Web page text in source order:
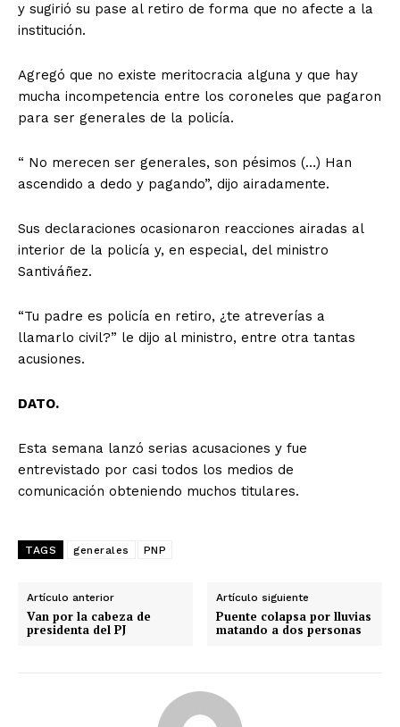
y sugirió su pase al retiro de forma que no afecte a la
institución.
Agregó que no existe meritocracia alguna y que hay
mucha incompetencia entre los coroneles que pagaron
para ser generales de la policía.
“ No merecen ser generales, son pésimos (…) Han
ascendido a dedo y pagando”, dijo airadamente.
Sus declaraciones ocasionaron reacciones airadas al
interior de la policía y, en especial, del ministro
Santiváñez.
“Tu padre es policía en retiro, ¿te atreverías a
llamarlo civil?” le dijo al ministro, entre otra tantas
acusiones.
DATO.
Esta semana lanzó serias acusaciones y fue
entrevistado por casi todos los medios de
comunicación obteniendo muchos titulares.
TAGS generales PNP
Artículo anterior
Van por la cabeza de
presidenta del PJ
Artículo siguiente
Puente colapsa por lluvias
matando a dos personas